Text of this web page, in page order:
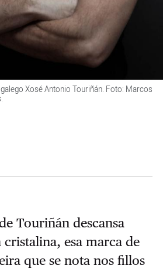
Xosé Antonio Touriñán. Foto: Marcos
Touriñán descansa
esa marca de
que se nota nos fillos